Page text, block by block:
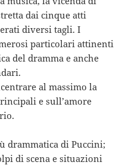
dai cinque atti
diversi tagli. I
particolari attinenti
del dramma e anche
al massimo la
e sull’amore
drammatica di Puccini;
di scena e situazioni